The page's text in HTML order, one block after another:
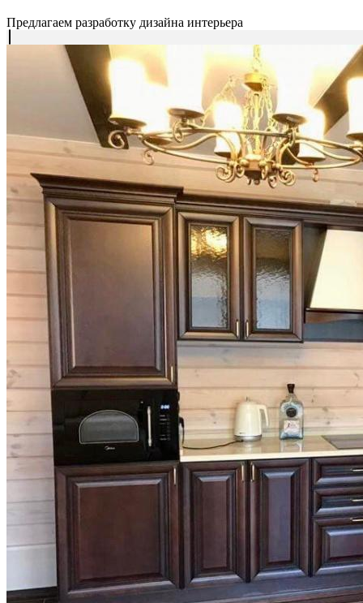
Предлагаем разработку дизайна интерьера